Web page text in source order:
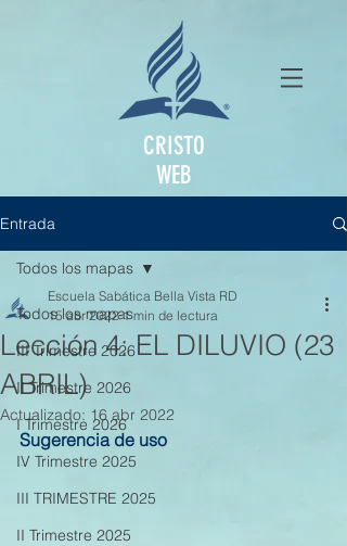
CRISTO
WEB
Entrada
Todos los mapas
III Trimestre 2026
II Trimestre 2026
I Trimestre 2026
IV Trimestre 2025
III TRIMESTRE 2025
II Trimestre 2025
Todos los mapas
Lección 4: EL DILUVIO (23
ABRIL)
Escuela Sabática Bella Vista RD
15 abr 2022 1 min de lectura
Actualizado: 16 abr 2022
Sugerencia de uso